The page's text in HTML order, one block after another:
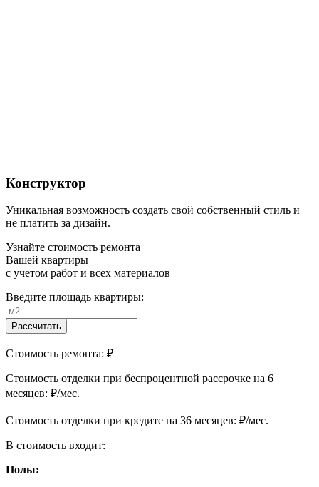
Конструктор
Уникальная возможность создать свой собственный стиль и
не платить за дизайн.
Узнайте стоимость ремонта
Вашей квартиры
с учетом работ и всех материалов
Введите площадь квартиры:
Рассчитать
Стоимость ремонта: ₽
Cтоимость отделки при беспроцентной рассрочке на 6
месяцев: ₽/мес.
Cтоимость отделки при кредите на 36 месяцев: ₽/мес.
В стоимость входит:
Полы: